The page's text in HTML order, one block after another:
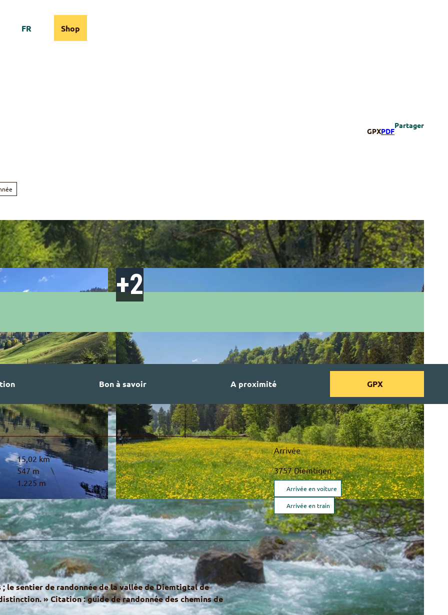
Information
FR Recherche
Shop
GPXPDF
Partager
© Martin Wymann, Naturpark Diemtigtal
Bon à savoir A proximité GPX
15,02 km
547 m
1.225 m
le sentier de randonnée de la vallée de Diemtigtal de
» Citation : guide de randonnée des chemins de
Arrivée
3757Diemtigen
Arrivée en voiture
Arrivée en train